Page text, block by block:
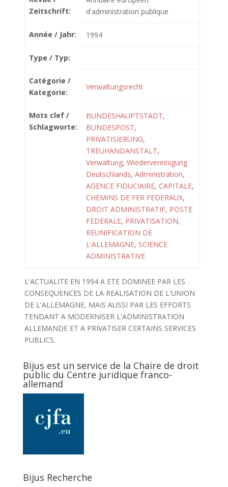
Zeitschrift:
d'administration publique
Année / Jahr: 1994
Type / Typ:
Catégorie /
Kategorie:
Verwaltungsrecht
Mots clef /
Schlagworte:
BUNDESHAUPTSTADT,
BUNDESPOST,
PRIVATISIERUNG,
TREUHANDANSTALT,
Verwaltung, Wiedervereinigung
Deutschlands, Administration,
AGENCE FIDUCIAIRE, CAPITALE,
CHEMINS DE FER FEDERAUX,
DROIT ADMINISTRATIF, POSTE
FEDERALE, PRIVATISATION,
REUNIFICATION DE
L'ALLEMAGNE, SCIENCE
ADMINISTRATIVE
L'ACTUALITE EN 1994 A ETE DOMINEE PAR LES
CONSEQUENCES DE LA REALISATION DE L'UNION
DE L'ALLEMAGNE, MAIS AUSSI PAR LES EFFORTS
TENDANT A MODERNISER L'ADMINISTRATION
ALLEMANDE ET A PRIVATISER CERTAINS SERVICES
PUBLICS.
Bijus est un service de la Chaire de droit
public du Centre juridique franco-
allemand
Bijus Recherche